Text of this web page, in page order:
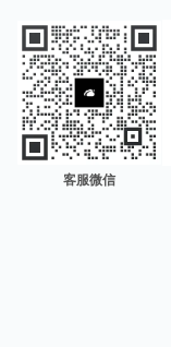
客服微信